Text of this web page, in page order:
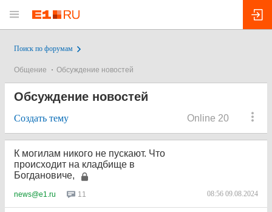
Поиск по форумам
Общение Обсуждение новостей
Обсуждение новостей
Online 20
Создать тему
К могилам никого не пускают. Что
происходит на кладбище в
Богдановиче,
news@e1.ru 11 08:56 09.08.2024